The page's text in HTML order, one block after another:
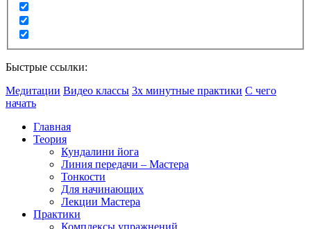
Быстрые ссылки:
Медитации Видео классы 3х минутные практики С чего
начать
Главная
Теория
Кундалини йога
Линия передачи – Мастера
Тонкости
Для начинающих
Лекции Мастера
Практики